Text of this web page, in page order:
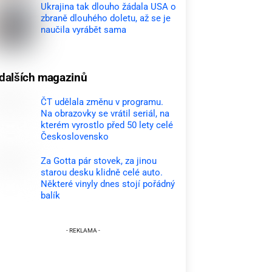
Ukrajina tak dlouho žádala USA o
zbraně dlouhého doletu, až se je
naučila vyrábět sama
magazinů
ČT udělala změnu v programu.
Na obrazovky se vrátil seriál, na
kterém vyrostlo před 50 lety celé
Československo
Za Gotta pár stovek, za jinou
starou desku klidně celé auto.
Některé vinyly dnes stojí pořádný
balík